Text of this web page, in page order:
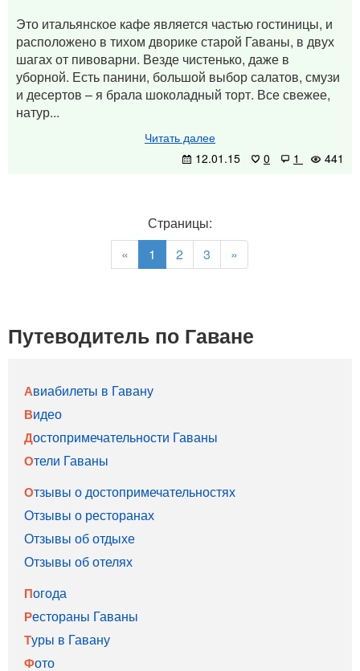
Это итальянское кафе является частью гостиницы, и
расположено в тихом дворике старой Гаваны, в двух
шагах от пивоварни. Везде чистенько, даже в
уборной. Есть панини, большой выбор салатов, смузи
и десертов – я брала шоколадный торт. Все свежее,
натур...
Читать далее
12.01.15
0 1 441
Страницы:
«
1 2 3 »
Путеводитель по Гаване
Авиабилеты в Гавану
Видео
Достопримечательности Гаваны
Отели Гаваны
Отзывы о достопримечательностях
Отзывы о ресторанах
Отзывы об отдыхе
Отзывы об отелях
Погода
Рестораны Гаваны
Туры в Гавану
Фото